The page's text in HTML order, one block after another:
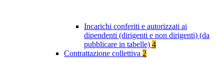
Incarichi conferiti e autorizzati ai
dipendenti (dirigenti e non dirigenti) (da
pubblicare in tabelle) 4
Contrattazione collettiva 2